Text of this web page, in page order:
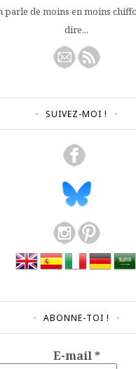
parle de moins en moins
dire...
SUIVEZ-MOI !
ABONNE-TOI !
E-mail*